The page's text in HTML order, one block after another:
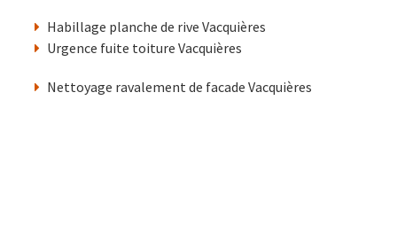
Habillage planche de rive Vacquières
Urgence fuite toiture Vacquières
Nettoyage ravalement de facade Vacquières